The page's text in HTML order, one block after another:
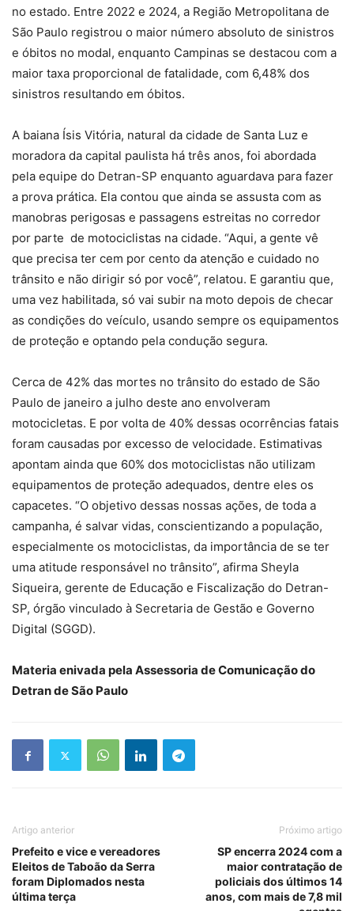
no estado. Entre 2022 e 2024, a Região Metropolitana de
São Paulo registrou o maior número absoluto de sinistros
e óbitos no modal, enquanto Campinas se destacou com a
maior taxa proporcional de fatalidade, com 6,48% dos
sinistros resultando em óbitos.
A baiana Ísis Vitória, natural da cidade de Santa Luz e
moradora da capital paulista há três anos, foi abordada
pela equipe do Detran-SP enquanto aguardava para fazer
a prova prática. Ela contou que ainda se assusta com as
manobras perigosas e passagens estreitas no corredor
por parte de motociclistas na cidade. “Aqui, a gente vê
que precisa ter cem por cento da atenção e cuidado no
trânsito e não dirigir só por você”, relatou. E garantiu que,
uma vez habilitada, só vai subir na moto depois de checar
as condições do veículo, usando sempre os equipamentos
de proteção e optando pela condução segura.
Cerca de 42% das mortes no trânsito do estado de São
Paulo de janeiro a julho deste ano envolveram
motocicletas. E por volta de 40% dessas ocorrências fatais
foram causadas por excesso de velocidade. Estimativas
apontam ainda que 60% dos motociclistas não utilizam
equipamentos de proteção adequados, dentre eles os
capacetes. “O objetivo dessas nossas ações, de toda a
campanha, é salvar vidas, conscientizando a população,
especialmente os motociclistas, da importância de se ter
uma atitude responsável no trânsito”, afirma Sheyla
Siqueira, gerente de Educação e Fiscalização do Detran-
SP, órgão vinculado à Secretaria de Gestão e Governo
Digital (SGGD).
Materia enivada pela Assessoria de Comunicação do
Detran de São Paulo
Artigo anterior
Prefeito e vice e vereadores
Eleitos de Taboão da Serra
foram Diplomados nesta
última terça
Próximo artigo
SP encerra 2024 com a
maior contratação de
policiais dos últimos 14
anos, com mais de 7,8 mil